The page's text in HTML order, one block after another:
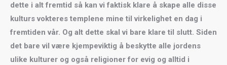
dette i alt fremtid så kan vi faktisk klare å skape alle disse
kulturs vokteres templene mine til virkelighet en dag i
fremtiden vår. Og alt dette skal vi bare klare til slutt. Siden
det bare vil være kjempeviktig å beskytte alle jordens
ulike kulturer og også religioner for evig og alltid i